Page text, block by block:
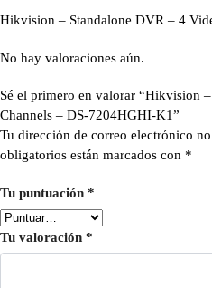
Hikvision – Standalone DVR – 4
No hay valoraciones aún.
Sé el primero en valorar “Hikvision
Channels – DS-7204HGHI-K1”
Tu dirección de correo electrónico
obligatorios están marcados con *
Tu puntuación *
Tu valoración *